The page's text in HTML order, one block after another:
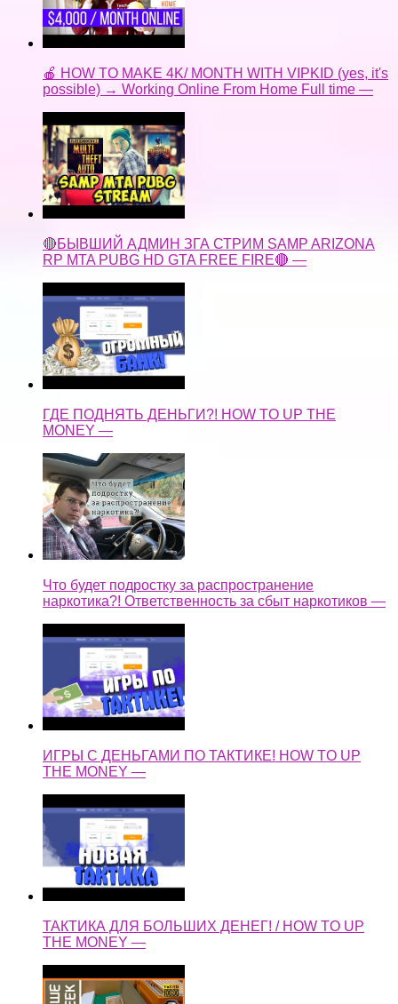
🍎 HOW TO MAKE 4K/ MONTH WITH VIPKID (yes, it's
possible) → Working Online From Home Full time —
🔴БЫВШИЙ АДМИН ЗГА СТРИМ SAMP ARIZONA
RP MTA PUBG HD GTA FREE FIRE🔴 —
ГДЕ ПОДНЯТЬ ДЕНЬГИ?! HOW TO UP THE
MONEY —
Что будет подростку за распространение
наркотика?! Ответственность за сбыт наркотиков —
ИГРЫ С ДЕНЬГАМИ ПО ТАКТИКЕ! HOW TO UP
THE MONEY —
ТАКТИКА ДЛЯ БОЛЬШИХ ДЕНЕГ! / HOW TO UP
THE MONEY —